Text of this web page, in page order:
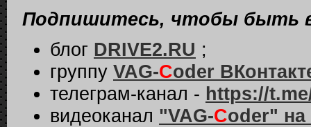
Подпишитесь, чтобы быть в
блог DRIVE2.RU ;
группу VAG-Coder
телеграм-канал - https://
видеоканал "VAG-Coder" на